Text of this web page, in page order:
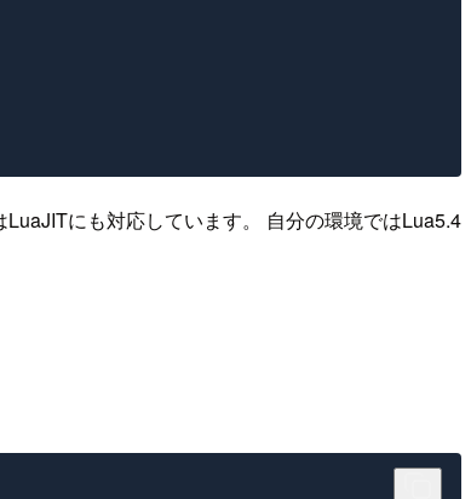
にも対応しています。 自分の環境ではLua5.4